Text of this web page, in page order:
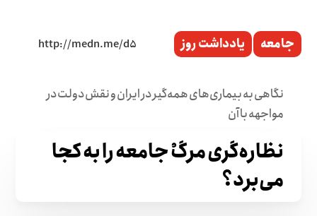
جامعه یادداشت روز
نگاهی به بیماری‌های همه‌گیر در ایران و نقش دولت در
مواجهه با آن
نظاره‌گری مرگْ جامعه را به کجا
می‌برد؟